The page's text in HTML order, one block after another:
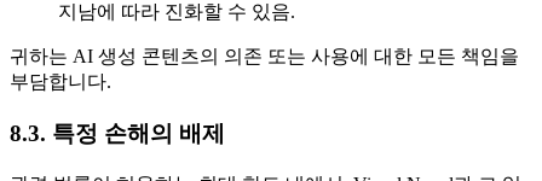
지남에 따라 진화할 수 있음.
귀하는 AI 생성 콘텐츠의 의존 또는 사용에 대한 모든 책임을
부담합니다.
8.3. 특정 손해의 배제